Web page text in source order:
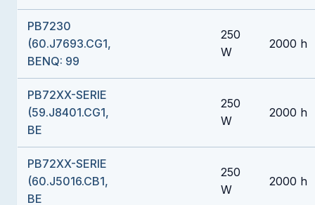
PB7230
(60.J7693.CG1,
BENQ: 99
250
W
2000 h
PB72XX-SERIE
(59.J8401.CG1,
BE
250
W
2000 h
PB72XX-SERIE
(60.J5016.CB1,
BE
250
W
2000 h